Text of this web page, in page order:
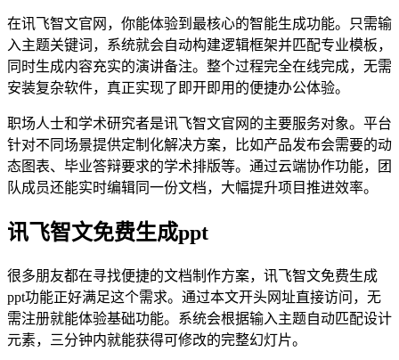
在讯飞智文官网，你能体验到最核心的智能生成功能。只需输
入主题关键词，系统就会自动构建逻辑框架并匹配专业模板，
同时生成内容充实的演讲备注。整个过程完全在线完成，无需
安装复杂软件，真正实现了即开即用的便捷办公体验。
职场人士和学术研究者是讯飞智文官网的主要服务对象。平台
针对不同场景提供定制化解决方案，比如产品发布会需要的动
态图表、毕业答辩要求的学术排版等。通过云端协作功能，团
队成员还能实时编辑同一份文档，大幅提升项目推进效率。
讯飞智文免费生成ppt
很多朋友都在寻找便捷的文档制作方案，讯飞智文免费生成
ppt功能正好满足这个需求。通过本文开头网址直接访问，无
需注册就能体验基础功能。系统会根据输入主题自动匹配设计
元素，三分钟内就能获得可修改的完整幻灯片。